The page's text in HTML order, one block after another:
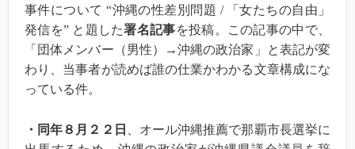
事件について “沖縄の性差別問題 /
「女たちの自由」
発信を” と題した署名記事を投稿。
この記事の中で、
「団体メンバー（男性）→沖縄の政治家」と表記が変
わり、当事者が読めば誰の仕業かわかる文章構成にな
っている件。
・同年８月２２日
、オール沖縄推薦で那覇市長選挙に